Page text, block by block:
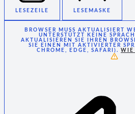
LESEZEILE LESEMASKE
BROWSER MUSS AKTUALISIERT
UNTERSTÜTZT KEINE
AKTUALISIEREN SIE IHREN
SIE EINEN MIT AKTIVIERTER
CHROME, EDGE, SAFARI). WIE